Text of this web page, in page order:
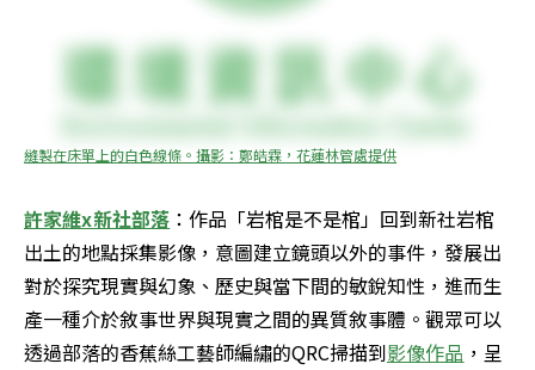
縫製在床單上的白色線條。攝影：鄭皓霖，花蓮林管處提供
許家維x新社部落 ：作品「岩棺是不是棺」回到新社岩棺
出土的地點採集影像，意圖建立鏡頭以外的事件，發展出
對於探究現實與幻象、歷史與當下間的敏銳知性，進而生
產一種介於敘事世界與現實之間的異質敘事體。觀眾可以
透過部落的香蕉絲工藝師編繡的QRC掃描到影像作品 ，呈